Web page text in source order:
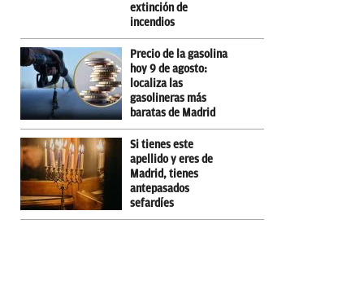
extinción de
incendios
Precio de la gasolina
hoy 9 de agosto:
localiza las
gasolineras más
baratas de Madrid
Si tienes este
apellido y eres de
Madrid, tienes
antepasados
sefardíes